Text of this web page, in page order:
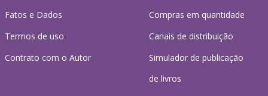
Fatos e Dados
Termos de uso
Contrato com o Autor
Compras em quantidade
Canais de distribuição
Simulador de publicação
de livros